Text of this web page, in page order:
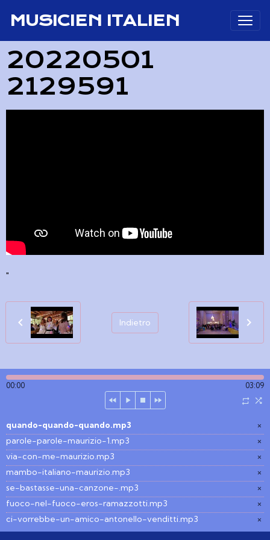
MUSICIEN ITALIEN
20220501
2129591
"
Indietro
00:00 03:09
×
quando-quando-quando.mp3
×
parole-parole-maurizio-1.mp3
×
via-con-me-maurizio.mp3
×
mambo-italiano-maurizio.mp3
×
se-bastasse-una-canzone-.mp3
×
fuoco-nel-fuoco-eros-ramazzotti.mp3
×
ci-vorrebbe-un-amico-antonello-venditti.mp3